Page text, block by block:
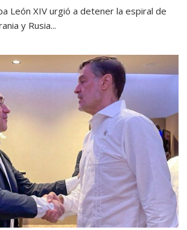
León XIV urgió a detener la espiral de
y Rusia...